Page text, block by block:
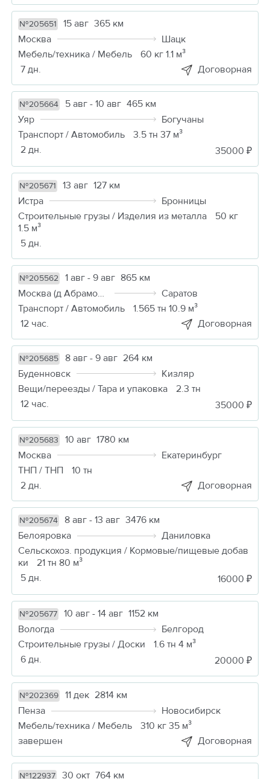
№205651 15 авг 365 км
Москва
Шацк
Мебель/техника / Мебель
60 кг 1.1 м³
7 дн.
Договорная
№205664 5 авг - 10 авг 465 км
Уяр
Богучаны
Транспорт / Автомобиль
3.5 тн 37 м³
2 дн.
35000 ₽
№205671 13 авг 127 км
Истра
Бронницы
Строительные грузы / Изделия из металла
50 кг
1.5 м³
5 дн.
№205562 1 авг - 9 авг 865 км
Москва (д Абрамовка)
Саратов
Транспорт / Автомобиль
1.565 тн 10.9 м³
12 час.
Договорная
№205685 8 авг - 9 авг 264 км
Буденновск
Кизляр
Вещи/переезды / Тара и упаковка
2.3 тн
12 час.
35000 ₽
№205683 10 авг 1780 км
Москва
Екатеринбург
ТНП / ТНП
10 тн
2 дн.
Договорная
№205674 8 авг - 13 авг 3476 км
Белояровка
Даниловка
Сельскохоз. продукция / Кормовые/пищевые добав
ки
21 тн 80 м³
5 дн.
16000 ₽
№205677 10 авг - 14 авг 1152 км
Вологда
Белгород
Строительные грузы / Доски
1.6 тн 4 м³
6 дн.
20000 ₽
№202369 11 дек 2814 км
Пенза
Новосибирск
Мебель/техника / Мебель
310 кг 35 м³
завершен
Договорная
№122937 30 окт 764 км